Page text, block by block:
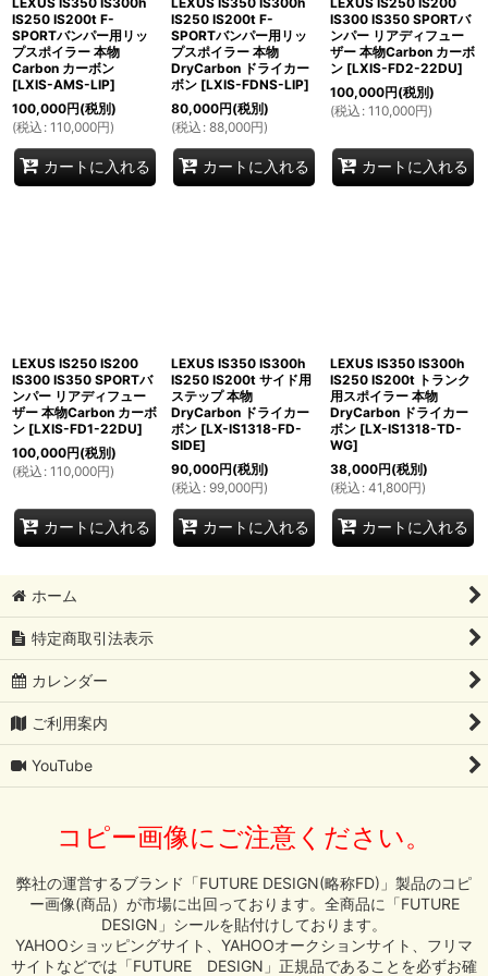
IS250 IS200t F-
SPORTバンパー用リッ
プスポイラー 本物
Carbon カーボン
[LXIS-AMS-LIP]
100,000円(税別)
(税込 : 110,000円)
カートに入れる
IS250 IS200t F-
SPORTバンパー用リッ
プスポイラー 本物
DryCarbon ドライカー
ボン [LXIS-FDNS-LIP]
80,000円(税別)
(税込 : 88,000円)
カートに入れる
IS300 IS350 SPORTバ
ンパー リアディフュー
ザー 本物Carbon カーボ
ン [LXIS-FD2-22DU]
100,000円(税別)
(税込 : 110,000円)
カートに入れる
LEXUS IS250 IS200
IS300 IS350 SPORTバ
ンパー リアディフュー
ザー 本物Carbon カーボ
ン [LXIS-FD1-22DU]
100,000円(税別)
(税込 : 110,000円)
カートに入れる
LEXUS IS350 IS300h
IS250 IS200t サイド用
ステップ 本物
DryCarbon ドライカー
ボン [LX-IS1318-FD-
SIDE]
90,000円(税別)
(税込 : 99,000円)
カートに入れる
LEXUS IS350 IS300h
IS250 IS200t トランク
用スポイラー 本物
DryCarbon ドライカー
ボン [LX-IS1318-TD-
WG]
38,000円(税別)
(税込 : 41,800円)
カートに入れる
ホーム
特定商取引法表示
カレンダー
ご利用案内
YouTube
コピー画像にご注意ください。
弊社の運営するブランド「FUTURE DESIGN(略称FD)」製品のコピ
ー画像(商品）が市場に出回っております。全商品に「FUTURE
DESIGN」シールを貼付けしております。
YAHOOショッピングサイト、YAHOOオークションサイト、フリマ
サイトなどでは「FUTURE DESIGN」正規品であることを必ずお確